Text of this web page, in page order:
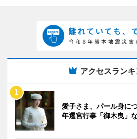
アクセスラン
愛子さま、パール身に
年遷宮行事「御木曳」